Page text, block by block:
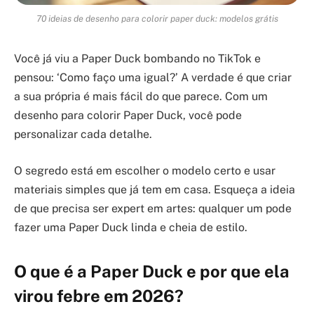
70 ideias de desenho para colorir paper duck: modelos grátis
Você já viu a Paper Duck bombando no TikTok e
pensou: ‘Como faço uma igual?’ A verdade é que criar
a sua própria é mais fácil do que parece. Com um
desenho para colorir Paper Duck, você pode
personalizar cada detalhe.
O segredo está em escolher o modelo certo e usar
materiais simples que já tem em casa. Esqueça a ideia
de que precisa ser expert em artes: qualquer um pode
fazer uma Paper Duck linda e cheia de estilo.
O que é a Paper Duck e por que ela
virou febre em 2026?